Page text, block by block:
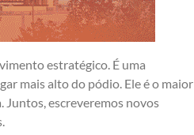
estratégico. É uma
mais alto do pódio. Ele é o maior
Juntos, escreveremos novos